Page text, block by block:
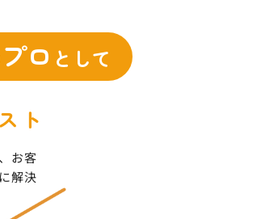
プロ として
ト
お客
解決